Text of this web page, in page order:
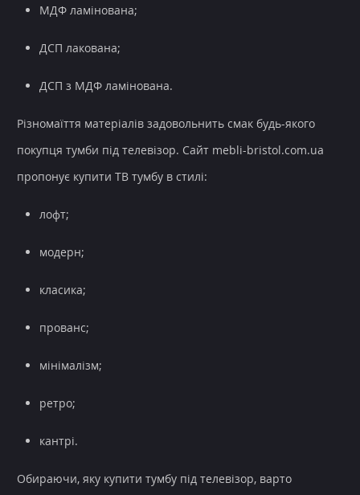
МДФ ламінована;
ДСП лакована;
ДСП з МДФ ламінована.
Різномаїття матеріалів задовольнить смак будь-якого
покупця тумби під телевізор. Сайт mebli-bristol.com.ua
пропонує купити ТВ тумбу в стилі:
лофт;
модерн;
класика;
прованс;
мінімалізм;
ретро;
кантрі.
Обираючи, яку купити тумбу під телевізор, варто